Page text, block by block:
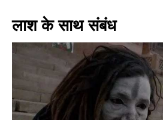
लाश के साथ संबंध